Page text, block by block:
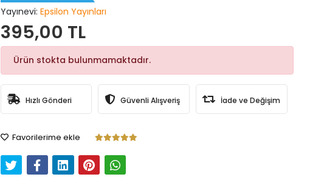
Yayınevi: Epsilon Yayınları
395,00 TL
Ürün stokta bulunmamaktadır.
Hızlı Gönderi Güvenli Alışveriş İade ve Değişim
Favorilerime ekle